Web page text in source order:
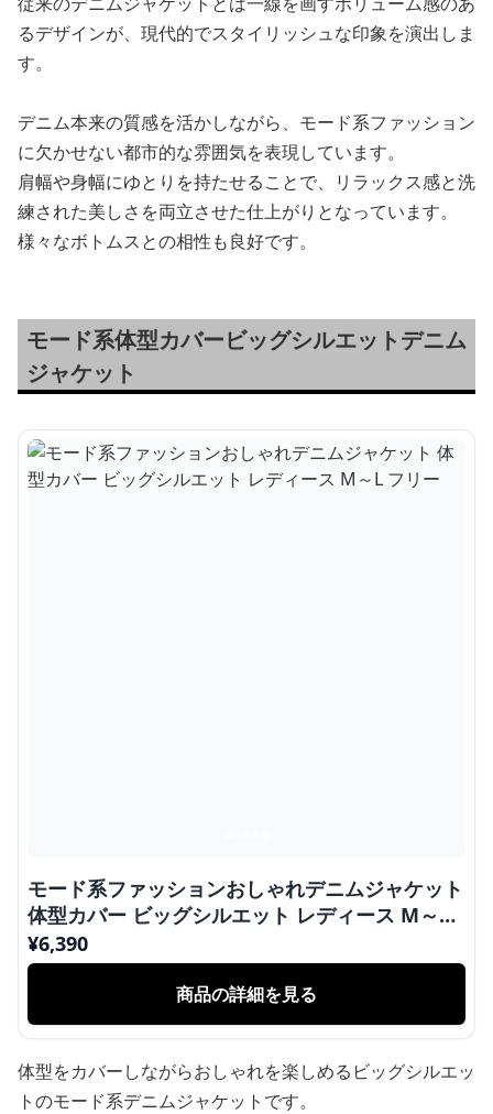
るデザインが、現代的でスタイリッシュな印象を演出しま
す。
デニム本来の質感を活かしながら、モード系ファッション
に欠かせない都市的な雰囲気を表現しています。
肩幅や身幅にゆとりを持たせることで、リラックス感と洗
練された美しさを両立させた仕上がりとなっています。
様々なボトムスとの相性も良好です。
モード系体型カバービッグシルエットデニム
ジャケット
モード系ファッションおしゃれデニムジャケット
体型カバー ビッグシルエット レディース M～L
フリー
¥6,390
商品の詳細を見る
体型をカバーしながらおしゃれを楽しめるビッグシルエッ
トのモード系デニムジャケットです。